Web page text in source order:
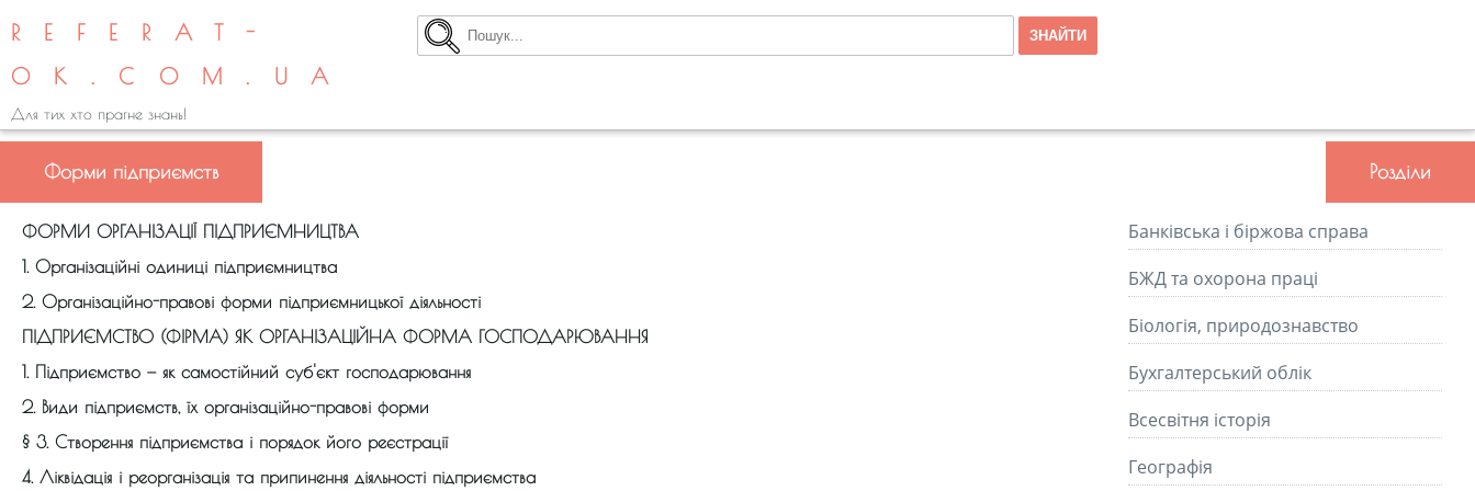
REFERAT-
OK.COM.UA
Для тих хто прагне знань!
Форми підприємств
ФОРМИ ОРГАНІЗАЦІЇ ПІДПРИЄМНИЦТВА
1. Організаційні одиниці підприємництва
2. Організаційно-правові форми підприємницької діяльності
ПІДПРИЄМСТВО (ФІРМА) ЯК ОРГАНІЗАЦІЙНА ФОРМА ГОСПОДАРЮВАННЯ
1. Підприємство — як самостійний суб'єкт господарювання
2. Види підприємств, їх організаційно-правові форми
§ 3. Створення підприємства і порядок його реєстрації
4. Ліквідація і реорганізація та припинення діяльності підприємства
Розділи
Банківська і біржова справа
БЖД та охорона праці
Біологія, природознавство
Бухгалтерський облік
Всесвітня історія
Географія